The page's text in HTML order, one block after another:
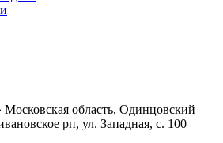
область, Одинцовский
рп, ул. Западная, с. 100